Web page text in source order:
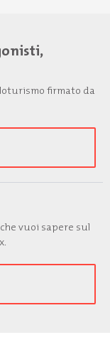
firmato da
vuoi sapere sul